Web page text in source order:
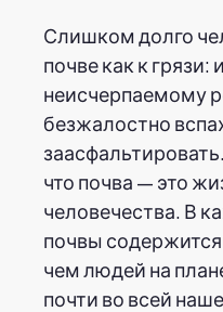
Слишком долго
почве как к
неисчерпаемому
безжалостно
что почва — это
человечества. В
почвы
чем людей на
почти во всей